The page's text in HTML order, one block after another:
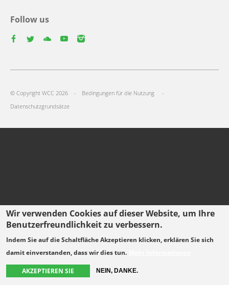
Wir verwenden Cookies auf dieser Website, um Ihre
Benutzerfreundlichkeit zu verbessern.
Indem Sie auf die Schaltfläche Akzeptieren klicken, erklären Sie sich
damit einverstanden, dass wir dies tun.
AKZEPTIEREN SIE NEIN, DANKE.
Follow us
language
menu
© Copyright WCC 2026
Bedingungen für die Nutzung
Datenschutzgrundsätze